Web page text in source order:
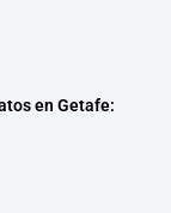
en Getafe: